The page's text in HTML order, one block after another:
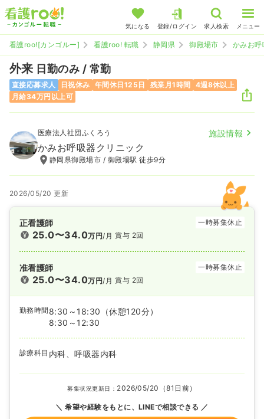
気になる 登録/ログイン 求人検索 メニュー
看護roo![カンゴルー] 看護roo! 転職 静岡県 御殿場市 かみお
外来 日勤のみ / 常勤
直接応募求人 日祝休み 年間休日125日 残業月1時間
4週8休以上
月給34万円以上可
医療法人社団ふくろう 施設情報
かみお呼吸器クリニック
静岡県御殿場市 / 御殿場駅 徒歩9分
2026/05/20 更新
正看護師 一時募集休止
25.0〜34.0万円/月 賞与 2回
准看護師 一時募集休止
25.0〜34.0万円/月 賞与 2回
勤務時間 8:30～18:30
（休憩120分）
8:30～12:30
診療科目 内科、呼吸器内科
募集状況更新日： 2026/05/20（81日前）
希望や経験をもとに、LINEで相談できる